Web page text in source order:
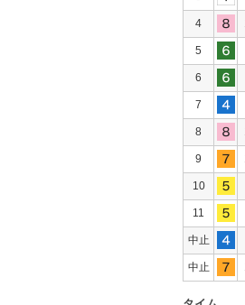
4
5
6
7
8
9
10
11
中止
中止